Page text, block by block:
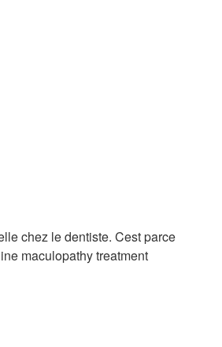
chez le dentiste. Cest parce
maculopathy treatment